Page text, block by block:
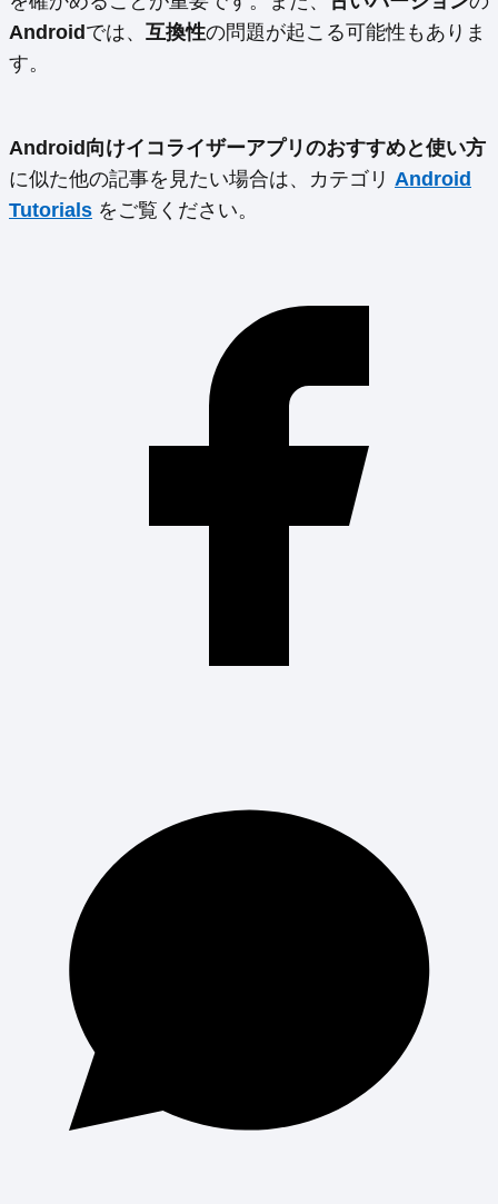
Android では、 互換性の問題が起こる可能性もありま
す。
Android向けイコライザーアプリのおすすめと使い方
に似た他の記事を見たい場合は、カテゴリ Android
Tutorials をご覧ください。